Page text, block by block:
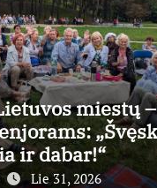
miestų –
ir dabar!“
Lie 31, 2026